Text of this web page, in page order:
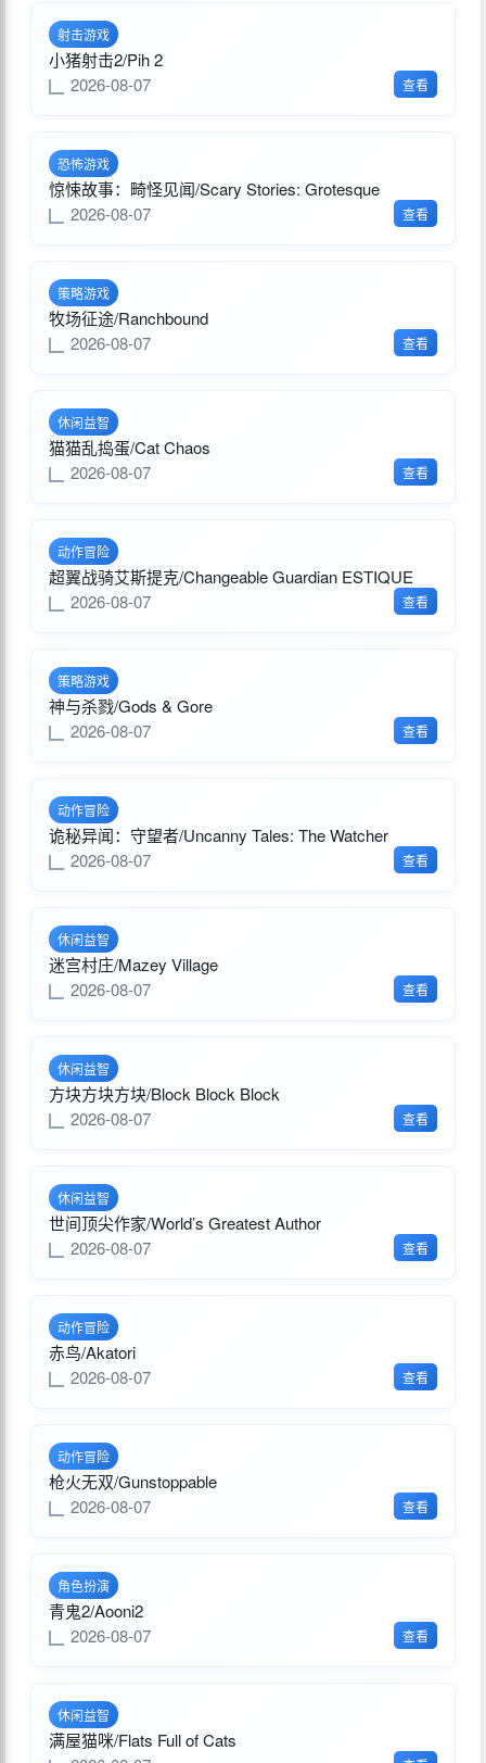
射击游戏
小猪射击2/Pih 2
2026-08-07
查看
恐怖游戏
惊悚故事：畸怪见闻/Scary Stories: Grotesque
2026-08-07
查看
策略游戏
牧场征途/Ranchbound
2026-08-07
查看
休闲益智
猫猫乱捣蛋/Cat Chaos
2026-08-07
查看
动作冒险
超翼战骑艾斯提克/Changeable Guardian ESTIQUE
2026-08-07
查看
策略游戏
神与杀戮/Gods & Gore
2026-08-07
查看
动作冒险
诡秘异闻：守望者/Uncanny Tales: The Watcher
2026-08-07
查看
休闲益智
迷宫村庄/Mazey Village
2026-08-07
查看
休闲益智
方块方块方块/Block Block Block
2026-08-07
查看
休闲益智
世间顶尖作家/World’s Greatest Author
2026-08-07
查看
动作冒险
赤鸟/Akatori
2026-08-07
查看
动作冒险
枪火无双/Gunstoppable
2026-08-07
查看
角色扮演
青鬼2/Aooni2
2026-08-07
查看
休闲益智
满屋猫咪/Flats Full of Cats